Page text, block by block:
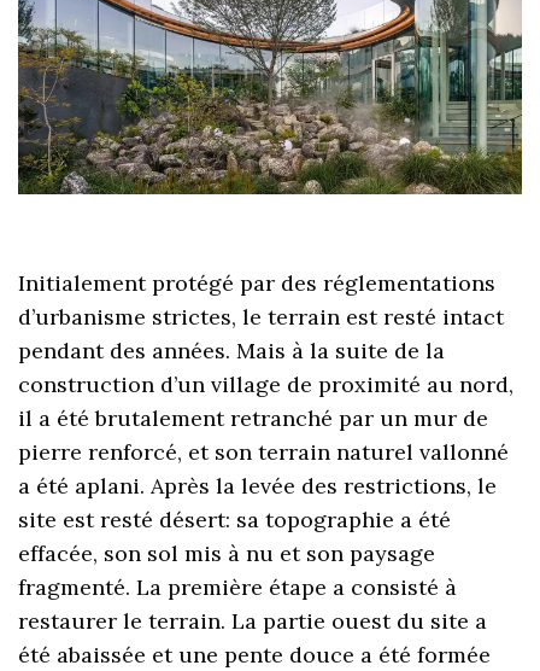
Initialement protégé par des réglementations
d’urbanisme strictes, le terrain est resté intact
pendant des années. Mais à la suite de la
construction d’un village de proximité au nord,
il a été brutalement retranché par un mur de
pierre renforcé, et son terrain naturel vallonné
a été aplani. Après la levée des restrictions, le
site est resté désert: sa topographie a été
effacée, son sol mis à nu et son paysage
fragmenté. La première étape a consisté à
restaurer le terrain. La partie ouest du site a
été abaissée et une pente douce a été formée